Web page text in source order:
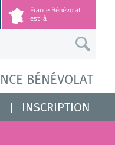
BÉNÉVOLAT
France Bénévolat
est là
INSCRIPTION